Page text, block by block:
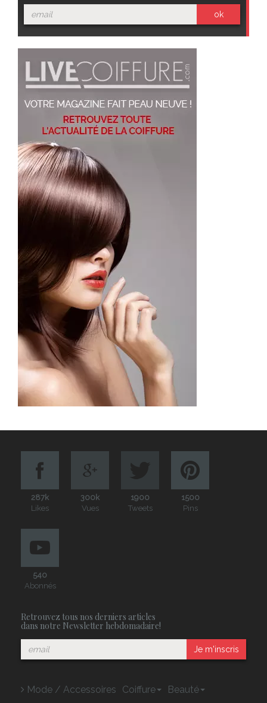
ok
287k
Likes
300k
Vues
1900
Tweets
1500
Pins
540
Abonnés
Retrouvez tous nos derniers articles
dans notre Newsletter hebdomadaire!
Je m'inscris
Mode / Accessoires Coiffure
Beauté